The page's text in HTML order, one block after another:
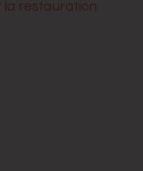
la restauration